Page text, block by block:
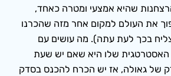
שהיא אמצעי ומטרה כאחד,
את העולם למקום אחר מזה שהכרנו
בכך לעת עתה). מה עושים עם
האסטרטגית שלו היא שאם יש שעת
של גאולה, אז יש הכרח להכנס בסדק